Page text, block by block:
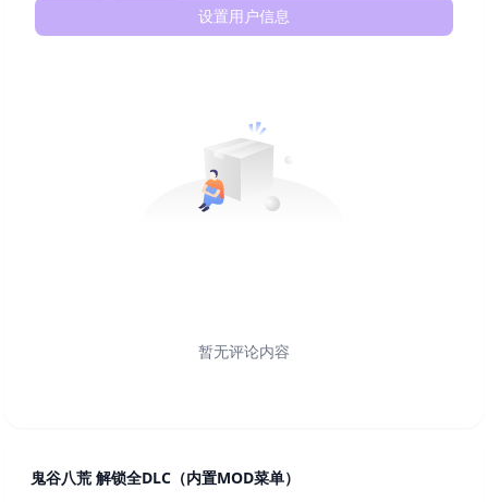
设置用户信息
暂无评论内容
鬼谷八荒 解锁全DLC（内置MOD菜单）